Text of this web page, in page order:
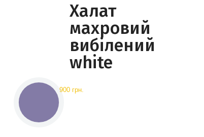
Халат
махровий
вибілений
white
900 грн.